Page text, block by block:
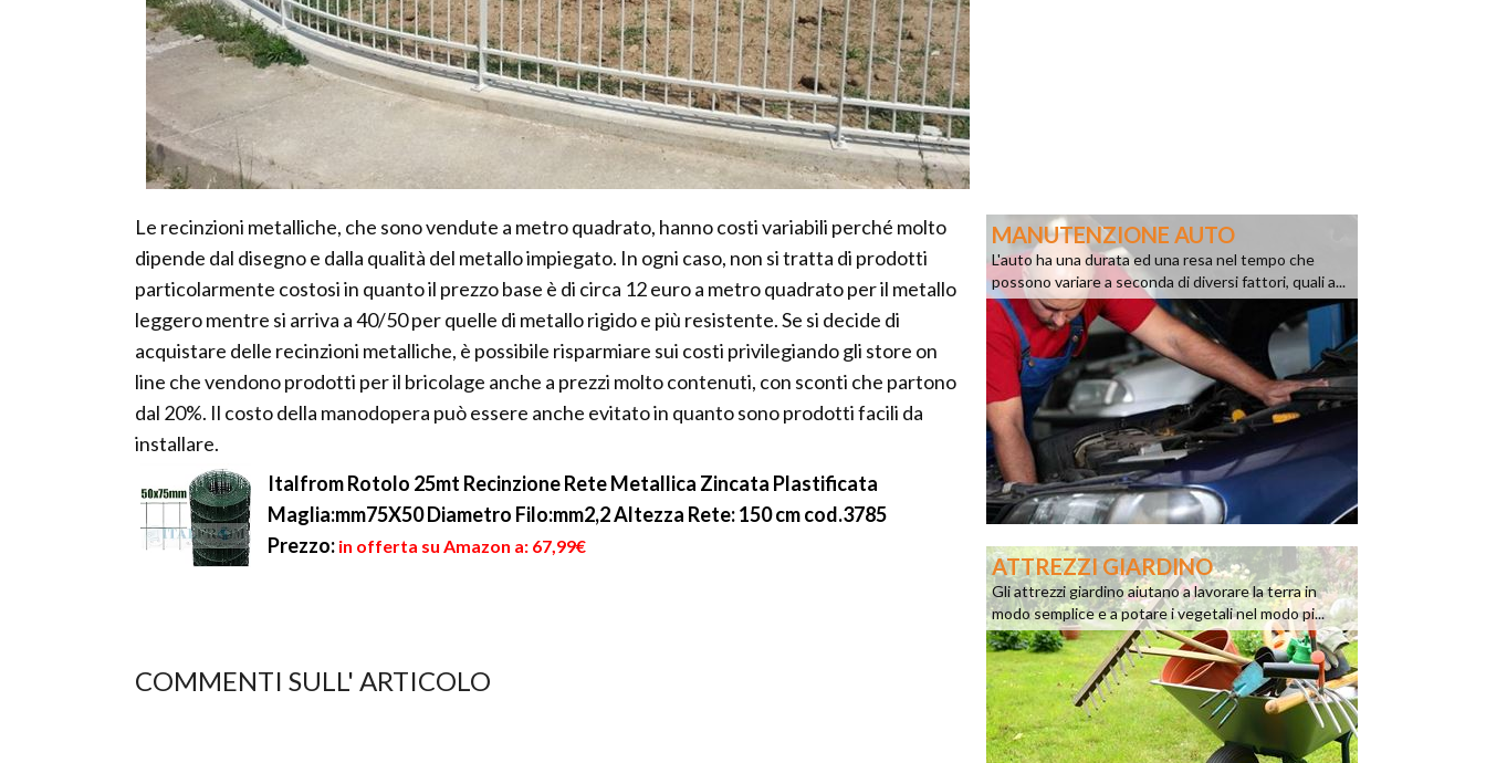
Le recinzioni metalliche, che sono vendute a metro quadrato, hanno costi variabili perché molto
dipende dal disegno e dalla qualità del metallo impiegato. In ogni caso, non si tratta di prodotti
particolarmente costosi in quanto il prezzo base è di circa 12 euro a metro quadrato per il metallo
leggero mentre si arriva a 40/50 per quelle di metallo rigido e più resistente. Se si decide di
acquistare delle recinzioni metalliche, è possibile risparmiare sui costi privilegiando gli store on
line che vendono prodotti per il bricolage anche a prezzi molto contenuti, con sconti che partono
dal 20%. Il costo della manodopera può essere anche evitato in quanto sono prodotti facili da
installare.
Italfrom Rotolo 25mt Recinzione Rete Metallica Zincata Plastificata
Maglia:mm75X50 Diametro Filo:mm2,2 Altezza Rete: 150 cm cod.3785
Prezzo: in offerta su Amazon a: 67,99€
COMMENTI SULL' ARTICOLO
MANUTENZIONE AUTO
L'auto ha una durata ed una resa nel tempo che
possono variare a seconda di diversi fattori, quali a...
ATTREZZI GIARDINO
Gli attrezzi giardino aiutano a lavorare la terra in
modo semplice e a potare i vegetali nel modo pi...